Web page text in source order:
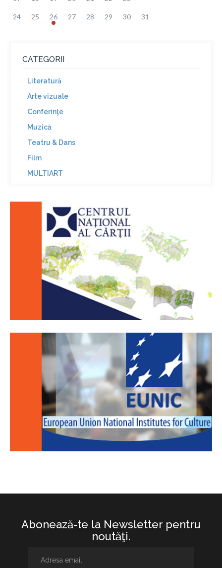
24 25 26 27 28 29 30 31
CATEGORII
Literatură
Arte vizuale
Conferinţe
Muzică
Teatru & Dans
Film
MULTIART
Abonează-te la Newsletter pentru
noutăţi.